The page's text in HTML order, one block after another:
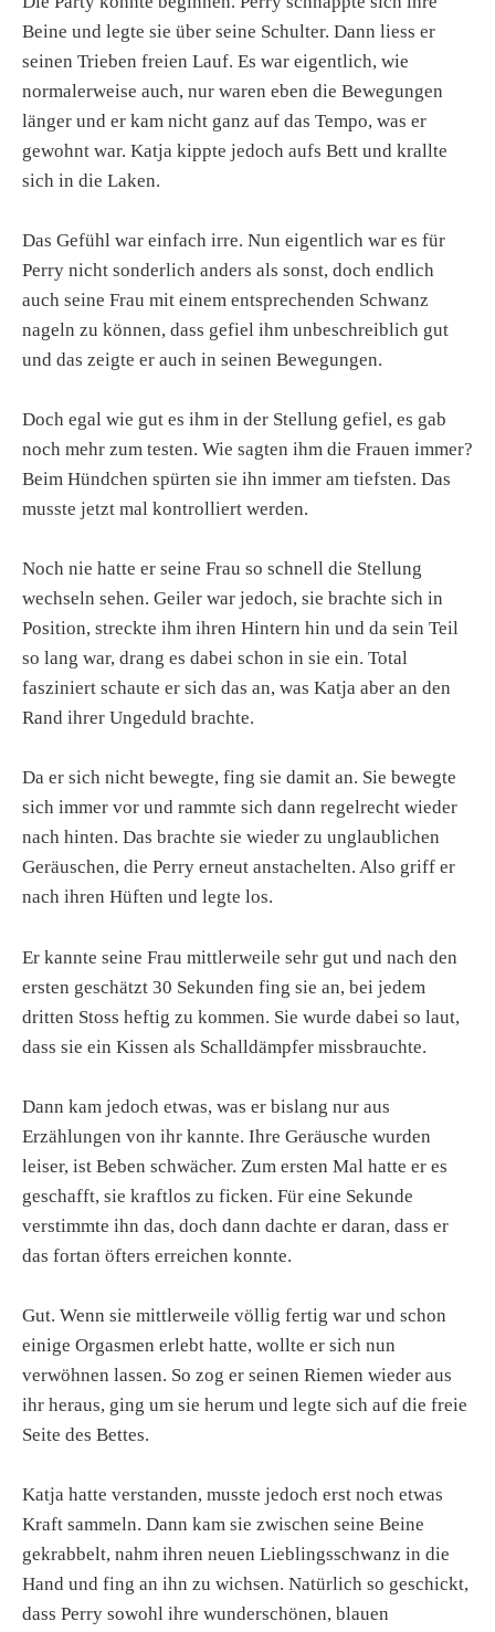
Beine und legte sie über seine Schulter. Dann liess er
seinen Trieben freien Lauf. Es war eigentlich, wie
normalerweise auch, nur waren eben die Bewegungen
länger und er kam nicht ganz auf das Tempo, was er
gewohnt war. Katja kippte jedoch aufs Bett und krallte
sich in die Laken.
Das Gefühl war einfach irre. Nun eigentlich war es für
Perry nicht sonderlich anders als sonst, doch endlich
auch seine Frau mit einem entsprechenden Schwanz
nageln zu können, dass gefiel ihm unbeschreiblich gut
und das zeigte er auch in seinen Bewegungen.
Doch egal wie gut es ihm in der Stellung gefiel, es gab
noch mehr zum testen. Wie sagten ihm die Frauen immer?
Beim Hündchen spürten sie ihn immer am tiefsten. Das
musste jetzt mal kontrolliert werden.
Noch nie hatte er seine Frau so schnell die Stellung
wechseln sehen. Geiler war jedoch, sie brachte sich in
Position, streckte ihm ihren Hintern hin und da sein Teil
so lang war, drang es dabei schon in sie ein. Total
fasziniert schaute er sich das an, was Katja aber an den
Rand ihrer Ungeduld brachte.
Da er sich nicht bewegte, fing sie damit an. Sie bewegte
sich immer vor und rammte sich dann regelrecht wieder
nach hinten. Das brachte sie wieder zu unglaublichen
Geräuschen, die Perry erneut anstachelten. Also griff er
nach ihren Hüften und legte los.
Er kannte seine Frau mittlerweile sehr gut und nach den
ersten geschätzt 30 Sekunden fing sie an, bei jedem
dritten Stoss heftig zu kommen. Sie wurde dabei so laut,
dass sie ein Kissen als Schalldämpfer missbrauchte.
Dann kam jedoch etwas, was er bislang nur aus
Erzählungen von ihr kannte. Ihre Geräusche wurden
leiser, ist Beben schwächer. Zum ersten Mal hatte er es
geschafft, sie kraftlos zu ficken. Für eine Sekunde
verstimmte ihn das, doch dann dachte er daran, dass er
das fortan öfters erreichen konnte.
Gut. Wenn sie mittlerweile völlig fertig war und schon
einige Orgasmen erlebt hatte, wollte er sich nun
verwöhnen lassen. So zog er seinen Riemen wieder aus
ihr heraus, ging um sie herum und legte sich auf die freie
Seite des Bettes.
Katja hatte verstanden, musste jedoch erst noch etwas
Kraft sammeln. Dann kam sie zwischen seine Beine
gekrabbelt, nahm ihren neuen Lieblingsschwanz in die
Hand und fing an ihn zu wichsen. Natürlich so geschickt,
dass Perry sowohl ihre wunderschönen, blauen